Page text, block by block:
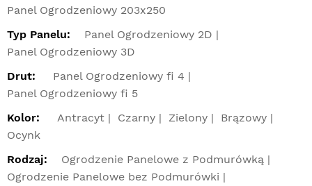
Panel Ogrodzeniowy 203x250
Typ Panelu:
Panel Ogrodzeniowy 2D
Panel Ogrodzeniowy 3D
Drut:
Panel Ogrodzeniowy fi 4
Panel Ogrodzeniowy fi 5
Kolor:
Antracyt Czarny Zielony
Brązowy
Ocynk
Rodzaj:
Ogrodzenie Panelowe z Podmurówką
Ogrodzenie Panelowe bez Podmurówki